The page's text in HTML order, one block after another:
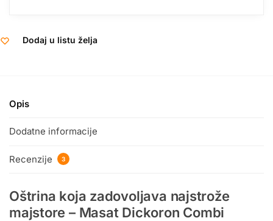
Dodaj u listu želja
Opis
Dodatne informacije
Recenzije 3
Oštrina koja zadovoljava najstrože
majstore – Masat Dickoron Combi